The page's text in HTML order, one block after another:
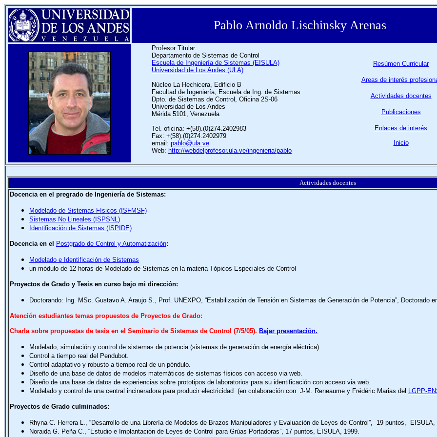
Pablo Arnoldo Lischinsky Arenas
Profesor Titular
Departamento de Sistemas de Control
Escuela de Ingeniería de Sistemas (EISULA)
Universidad de Los Andes (ULA)
Núcleo La Hechicera, Edificio B
Facultad de Ingeniería, Escuela de Ing. de Sistemas
Dpto. de Sistemas de Control, Oficina 2S-06
Universidad de Los Andes
Mérida 5101, Venezuela
Tel. oficina: +(58).(0)274.2402983
Fax: +(58).(0)274.2402979
email: pablo@ula.ve
Web: http://webdelprofesor.ula.ve/ingenieria/pablo
Resúmen Curricular
Areas de interés
Actividades docentes
Publicaciones
Enlaces de interés
Inicio
Actividades docentes
Docencia en el pregrado de Ingeniería de Sistemas:
Modelado de Sistemas Físicos (ISFMSF)
Sistemas No Lineales (ISPSNL)
Identificación de Sistemas (ISPIDE)
Docencia en el Postgrado de Control y Automatización:
Modelado e Identificación de Sistemas
un módulo de 12 horas de Modelado de Sistemas en la materia Tópicos Especiales de Control
Proyectos de Grado y Tesis en curso bajo mi dirección:
Doctorando: Ing. MSc. Gustavo A. Araujo S., Prof. UNEXPO, “Estabilización de Tensión en Sistemas de Generación de Potencia”, Doctorado
Atención estudiantes temas propuestos de Proyectos de Grado:
Charla sobre propuestas de tesis en el Seminario de Sistemas de Control (7/5/05). Bajar presentación.
Modelado, simulación y control de sistemas de potencia (sistemas de generación de energía eléctrica).
Control a tiempo real del Pendubot.
Control adaptativo y robusto a tiempo real de un péndulo.
Diseño de una base de datos de modelos matemáticos de sistemas físicos con acceso via web.
Diseño de una base de datos de experiencias sobre prototipos de laboratorios para su identificación con acceso via web.
Modelado y control de una central incineradora para producir electricidad (en colaboración con J-M. Reneaume y Frédéric Marias del LGPP-
Proyectos de Grado culminados:
Rhyna C. Herrera L., “Desarrollo de una Librería de Modelos de Brazos Manipuladores y Evaluación de Leyes de Control”, 19 puntos,
EISULA,
Noraida G. Peña C., “Estudio e Implantación de Leyes de Control para Grúas Portadoras”, 17 puntos, EISULA, 1999.